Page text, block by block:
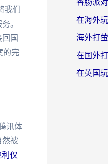
我们
。
国
的完
讯体
然被
利仅